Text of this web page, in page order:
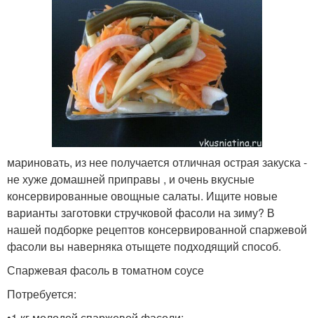
мариновать, из нее получается отличная острая закуска -
не хуже домашней приправы , и очень вкусные
консервированные овощные салаты. Ищите новые
варианты заготовки стручковой фасоли на зиму? В
нашей подборке рецептов консервированной спаржевой
фасоли вы наверняка отыщете подходящий способ.
Спаржевая фасоль в томатном соусе
Потребуется: